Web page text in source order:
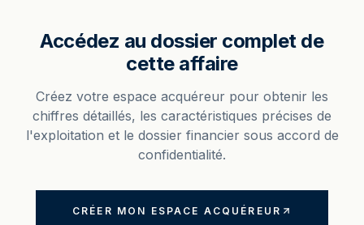
Accédez au dossier complet de
cette affaire
Créez votre espace acquéreur pour obtenir les
chiffres détaillés, les caractéristiques précises de
l'exploitation et le dossier financier sous accord de
confidentialité.
CRÉER MON ESPACE ACQUÉREUR